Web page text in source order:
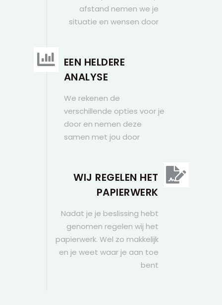
afstand nemen we je
situatie en wensen door
EEN HELDERE
ANALYSE
We rekenen de
verschillende opties voor je
door en nemen deze
samen met jou door
WIJ REGELEN HET
PAPIERWERK
Nadat je je beslissing hebt
genomen regelen wij het
papierwerk. Wel zo makkelijk
en je weet waar je aan toe
bent